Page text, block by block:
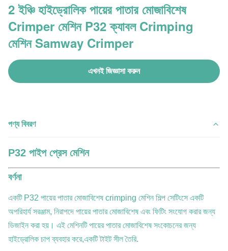
2 ইঞ্চি হাইড্রোলিক পায়ের পাতার মোজাবিশেষ
Crimper মেশিন P32 ক্যাবল Crimping
মেশিন Samway Crimper
এখনই জিজ্ঞাসা করুন
পণ্য বিবরণ
P32 পাইপ প্রেস মেশিন
বর্ণনা
একটি P32 পায়ের পাতার মোজাবিশেষ crimping মেশিন শিল্প সেটিংসে একটি
অপরিহার্য সরঞ্জাম, নিরাপদে পায়ের পাতার মোজাবিশেষ এবং ফিটিং সংযোগ করার জন্য
ডিজাইন করা হয়। এই মেশিনটি পায়ের পাতার মোজাবিশেষ সংকোচনের জন্য
হাইড্রোলিক চাপ ব্যবহার করে,একটি টাইট সীল তৈরি.